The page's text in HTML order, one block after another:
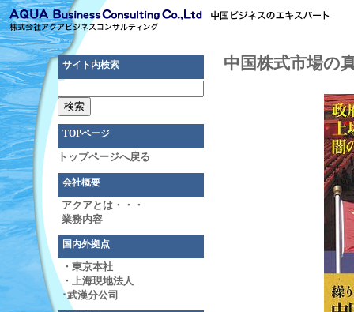
サイト内検索
TOPページ
トップページへ戻る
会社概要
アクアとは・・・
業務内容
国内外拠点
・東京本社
・上海現地法人
･武漢分公司
中国株式市場の